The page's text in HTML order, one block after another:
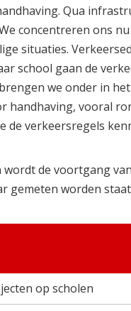
Qua
concentreren ons
situaties.
school gaan de
we onder in
handhaving, vooral
de verkeersregels
de voortgang
gemeten worden
op scholen